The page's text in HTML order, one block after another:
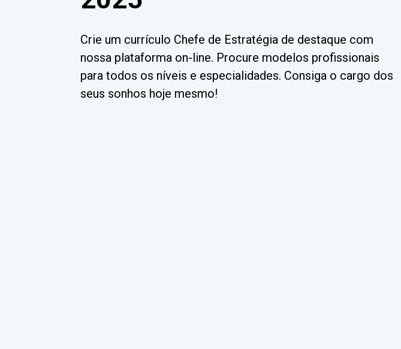
Crie um currículo Chefe de Estratégia de destaque com
nossa plataforma on-line. Procure modelos profissionais
para todos os níveis e especialidades. Consiga o cargo dos
seus sonhos hoje mesmo!